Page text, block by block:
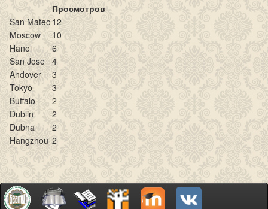
Просмотров
San Mateo 12
Moscow
10
Hanoi
6
San Jose 4
Andover
3
Tokyo
3
Buffalo
2
Dublin
2
Dubna
2
Hangzhou 2